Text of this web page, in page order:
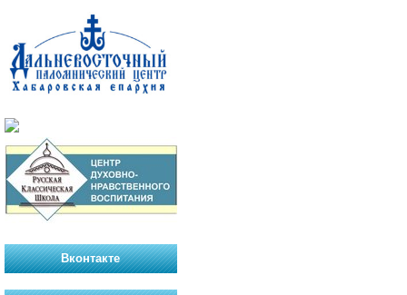
Вконтакте